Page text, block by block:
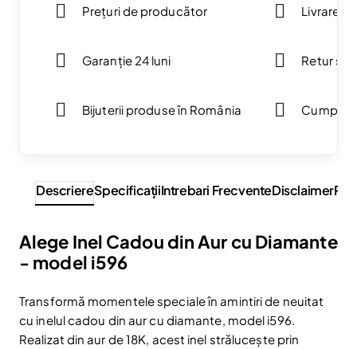
Prețuri de producător
Garanție 24 luni
Bijuterii produse în România
Livrare
Retur
DescriereSpecificaţiiIntrebari FrecventeDisclaimer
Alege Inel Cadou din Aur cu Diamante
- model i596
Transformă momentele speciale în amintiri de neuitat
cu inelul cadou din aur cu diamante, model i596.
Realizat din aur de 18K, acest inel strălucește prin